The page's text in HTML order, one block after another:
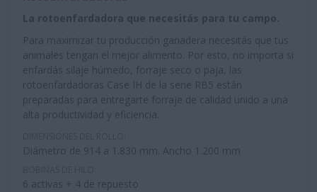
La rotoenfardadora que necesitás para tu campo.
Para maximizar tu producción ganadera necesitás que tus
animales tengan el mejor alimento. Por esto, no importa si
enfardás silaje húmedo, forraje seco o paja, las
rotoenfardadoras Case IH de la serie RB5 están
preparadas para entregarte forraje de calidad unido a una
alta productividad y eficiencia.
Diámetro de 914 a 1.830 mm . Ancho 1.200 mm
6 activas + 4 de repuesto